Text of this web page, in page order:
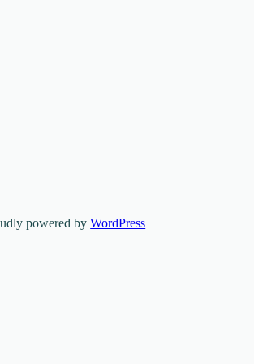
powered byWordPress